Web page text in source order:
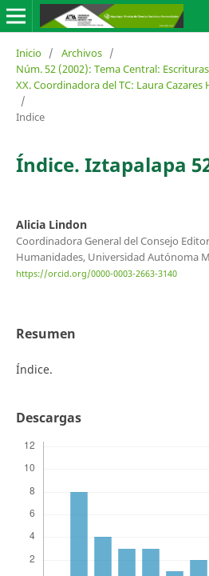
Inicio / Archivos /
Núm. 52 (2002): Tema Central:
XX. Coordinadora del TC: Laura Cazares
/
Indice
Índice. Iztapalapa
Alicia Lindon
Coordinadora General del Consejo
Humanidades, Universidad Autónoma
https://orcid.org/0000-0003-2663-3140
Resumen
Índice.
Descargas